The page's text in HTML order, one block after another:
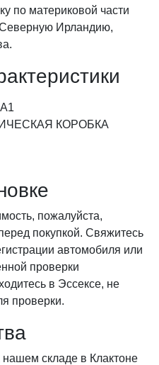
по материковой части
Ирландию,
КОРОБКА
пожалуйста,
покупкой. Свяжитесь
автомобиля или
проверки
в Эссексе, не
проверки.
складе в Клактоне